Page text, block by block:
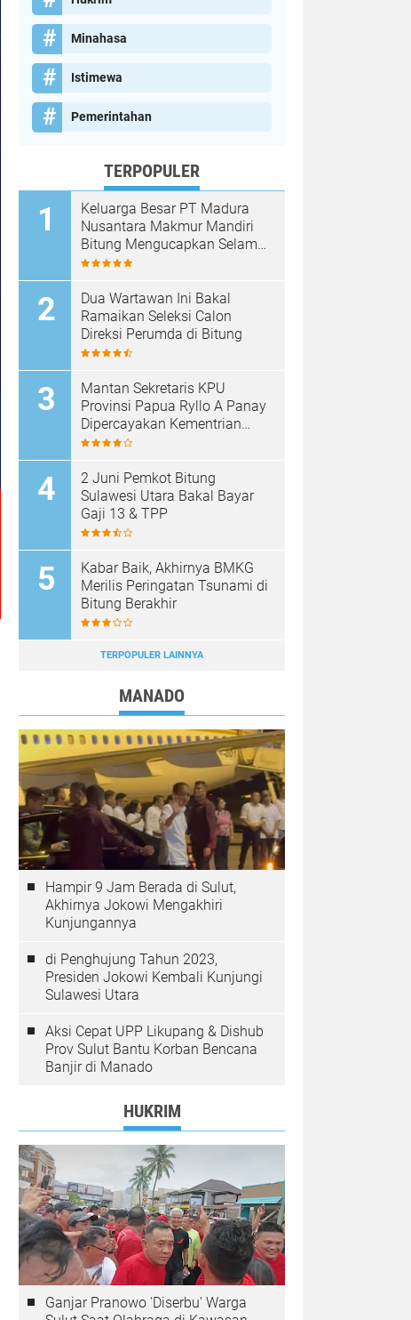
Minahasa
Istimewa
Pemerintahan
TERPOPULER
Keluarga Besar PT Madura
Nusantara Makmur Mandiri
Bitung Mengucapkan Selamat
HUT Bhayangkara ke-80
Dua Wartawan Ini Bakal
Ramaikan Seleksi Calon
Direksi Perumda di Bitung
Mantan Sekretaris KPU
Provinsi Papua Ryllo A Panay
Dipercayakan Kementrian
ESDM RI Menjabat Direktur
Bukti
2 Juni Pemkot Bitung
Sulawesi Utara Bakal Bayar
Gaji 13 & TPP
Kabar Baik, Akhirnya BMKG
Merilis Peringatan Tsunami di
Bitung Berakhir
TERPOPULER LAINNYA
MANADO
Hampir 9 Jam Berada di Sulut,
Akhirnya Jokowi Mengakhiri
Kunjungannya
di Penghujung Tahun 2023,
Presiden Jokowi Kembali Kunjungi
Sulawesi Utara
Aksi Cepat UPP Likupang & Dishub
Prov Sulut Bantu Korban Bencana
Banjir di Manado
HUKRIM
Ganjar Pranowo 'Diserbu' Warga